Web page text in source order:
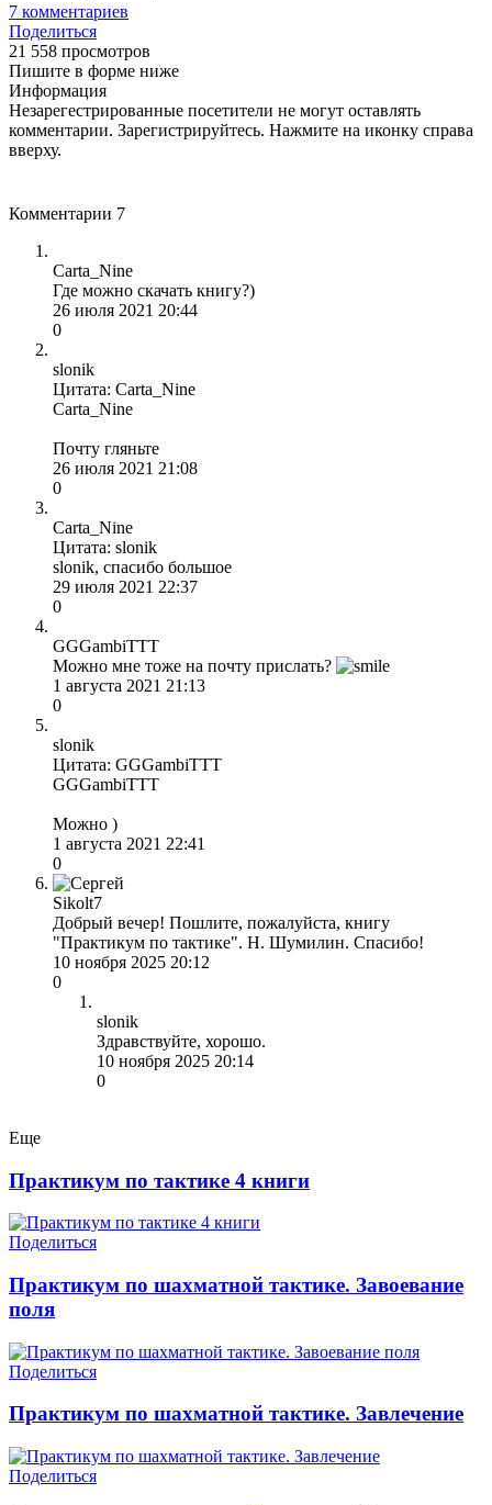
7 комментариев
Поделиться
21 558 просмотров
Пишите в форме ниже
Информация
Незарегестрированные посетители не могут оставлять
комментарии. Зарегистрируйтесь. Нажмите на иконку справа
вверху.
Комментарии 7
Carta_Nine
Где можно скачать книгу?)
26 июля 2021 20:44
0
slonik
Цитата: Carta_Nine
Carta_Nine
Почту гляньте
26 июля 2021 21:08
0
Carta_Nine
Цитата: slonik
slonik, спасибо большое
29 июля 2021 22:37
0
GGGambiTTT
Можно мне тоже на почту прислать?
1 августа 2021 21:13
0
slonik
Цитата: GGGambiTTT
GGGambiTTT
Можно )
1 августа 2021 22:41
0
Sikolt7
Добрый вечер! Пошлите, пожалуйста, книгу
"Практикум по тактике". Н. Шумилин. Спасибо!
10 ноября 2025 20:12
0
slonik
Здравствуйте, хорошо.
10 ноября 2025 20:14
0
Еще
Практикум по тактике 4 книги
Поделиться
Практикум по шахматной тактике. Завоевание
поля
Поделиться
Практикум по шахматной тактике. Завлечение
Поделиться